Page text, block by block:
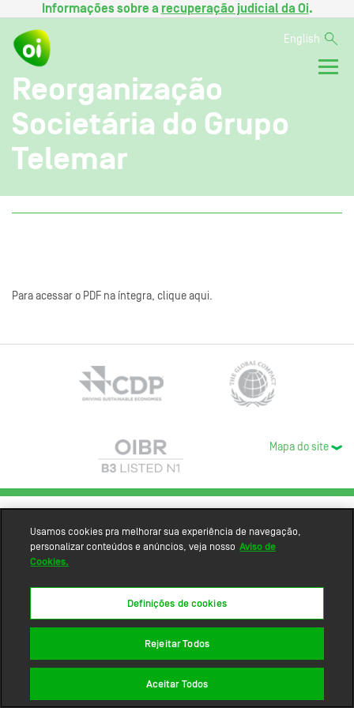
Informações sobre a recuperação judicial da Oi.
English
Reorganização
Societária do Grupo
Telemar
Para acessar o PDF na íntegra, clique aqui.
Mapa do site
Usamos cookies pra melhorar sua experiência de navegação,
personalizar conteúdos e anúncios, veja nosso Aviso de
Cookies.
Definições de cookies
Rejeitar Todos
Aceitar Todos